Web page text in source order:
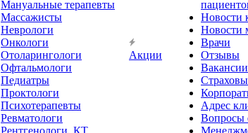
Мануальные терапевты
Массажисты
Неврологи
Онкологи
Отоларингологи
Офтальмологи
Педиатры
Проктологи
Психотерапевты
Ревматологи
Рентгенологи, КТ
Акции
Новости
Новости
Врачи
Отзывы
Вакансии
Адрес
Вопросы